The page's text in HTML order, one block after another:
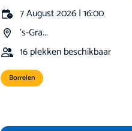
7 August 2026 | 16:00
's-Gra...
16 plekken beschikbaar
Borrelen